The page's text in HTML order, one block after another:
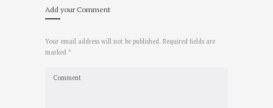
Add your Comment
Your email address will not be published. Required fields are
marked *